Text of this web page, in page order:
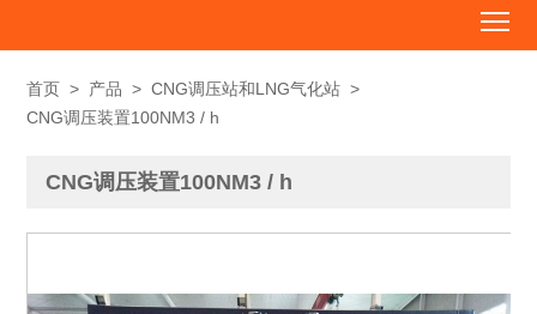
首页 > 产品 > CNG调压站和LNG气化站 >
CNG调压装置100NM3 / h
CNG调压装置100NM3 / h